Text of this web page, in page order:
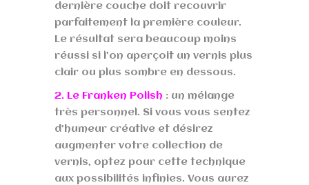
dernière couche doit recouvrir
parfaitement la première couleur.
Le résultat sera beaucoup moins
réussi si l’on aperçoit un vernis plus
clair ou plus sombre en dessous.
2. Le Franken Polish : un mélange
très personnel. Si vous vous sentez
d’humeur créative et désirez
augmenter votre collection de
vernis, optez pour cette technique
aux possibilités infinies. Vous aurez